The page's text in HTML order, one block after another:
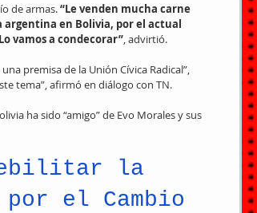
de armas. “Le venden mucha carne
argentina en Bolivia, por el actual
vamos a condecorar”, advirtió.
premisa de la Unión Cívica Radical”,
tema”, afirmó en diálogo con TN.
ha sido “amigo” de Evo Morales y sus
la
el Cambio